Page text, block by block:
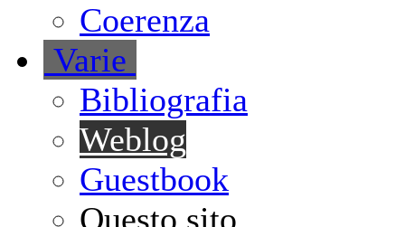
Coerenza
Varie
Bibliografia
Weblog
Guestbook
Questo sito